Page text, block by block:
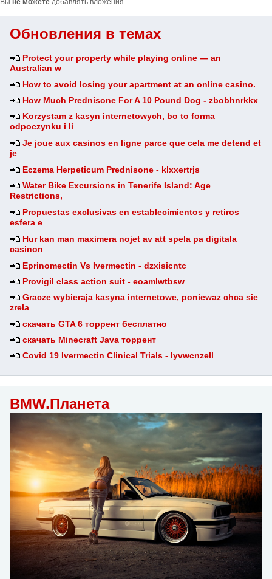
Обновления в темах
Protect your property while playing online — an
Australian w
How to avoid losing your apartment at an online casino.
How Much Prednisone For A 10 Pound Dog - zbobhnrkkx
Korzystam z kasyn internetowych, bo to forma
odpoczynku i li
Je joue aux casinos en ligne parce que cela me detend et
je
Eczema Herpeticum Prednisone - klxxertrjs
Water Bike Excursions in Tenerife Island: Age
Restrictions,
Propuestas exclusivas en establecimientos y retiros
esfera e
Hur kan man maximera nojet av att spela pa digitala
casinon
Eprinomectin Vs Ivermectin - dzxisicntc
Provigil class action suit - eoamlwtbsw
Gracze wybieraja kasyna internetowe, poniewaz chca sie
zrela
скачать GTA 6 торрент бесплатно
скачать Minecraft Java торрент
Covid 19 Ivermectin Clinical Trials - lyvwcnzell
BMW.Планета
Вы не можете добавлять вложения